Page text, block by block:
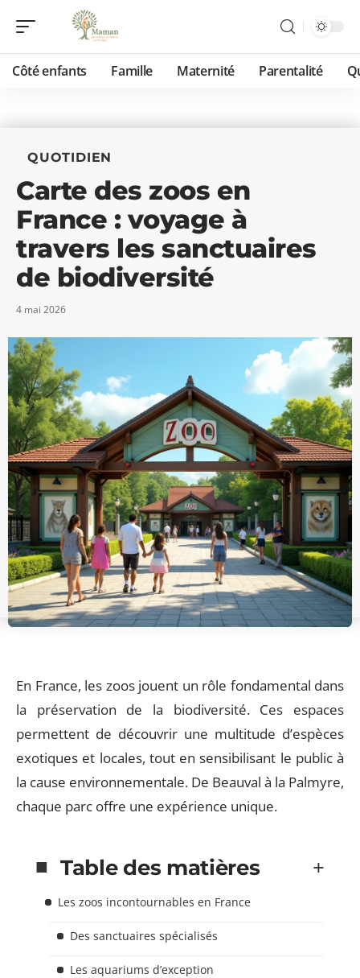
Côté enfants Famille Maternité Parentalité
QUOTIDIEN
Carte des zoos en
France : voyage à
travers les sanctuaires
de biodiversité
4 mai 2026
En France, les zoos jouent un rôle fondamental dans
la préservation de la biodiversité. Ces espaces
permettent de découvrir une multitude d’espèces
exotiques et locales, tout en sensibilisant le public à
la cause environnementale. De Beauval à la Palmyre,
chaque parc offre une expérience unique.
Table des matières
Les zoos incontournables en France
Des sanctuaires spécialisés
Les aquariums d’exception